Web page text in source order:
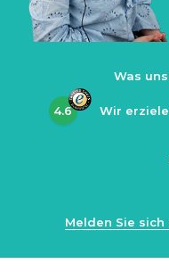
Was
4.6 Wir
Melden Sie